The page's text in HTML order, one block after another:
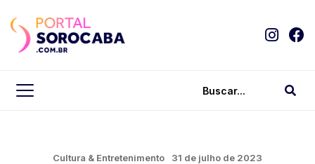
Cultura & Entretenimento 31 de julho de 2023